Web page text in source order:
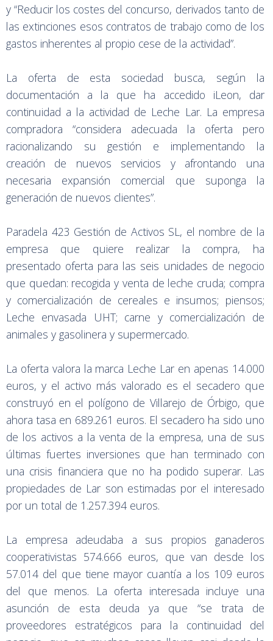
y “Reducir los costes del concurso, derivados tanto de
las extinciones esos contratos de trabajo como de los
gastos inherentes al propio cese de la actividad”.
La oferta de esta sociedad busca, según la
documentación a la que ha accedido iLeon, dar
continuidad a la actividad de Leche Lar. La empresa
compradora “considera adecuada la oferta pero
racionalizando su gestión e implementando la
creación de nuevos servicios y afrontando una
necesaria expansión comercial que suponga la
generación de nuevos clientes”.
Paradela 423 Gestión de Activos SL, el nombre de la
empresa que quiere realizar la compra, ha
presentado oferta para las seis unidades de negocio
que quedan: recogida y venta de leche cruda; compra
y comercialización de cereales e insumos; piensos;
Leche envasada UHT; carne y comercialización de
animales y gasolinera y supermercado.
La oferta valora la marca Leche Lar en apenas 14.000
euros, y el activo más valorado es el secadero que
construyó en el polígono de Villarejo de Órbigo, que
ahora tasa en 689.261 euros. El secadero ha sido uno
de los activos a la venta de la empresa, una de sus
últimas fuertes inversiones que han terminado con
una crisis financiera que no ha podido superar. Las
propiedades de Lar son estimadas por el interesado
por un total de 1.257.394 euros.
La empresa adeudaba a sus propios ganaderos
cooperativistas 574.666 euros, que van desde los
57.014 del que tiene mayor cuantía a los 109 euros
del que menos. La oferta interesada incluye una
asunción de esta deuda ya que “se trata de
proveedores estratégicos para la continuidad del